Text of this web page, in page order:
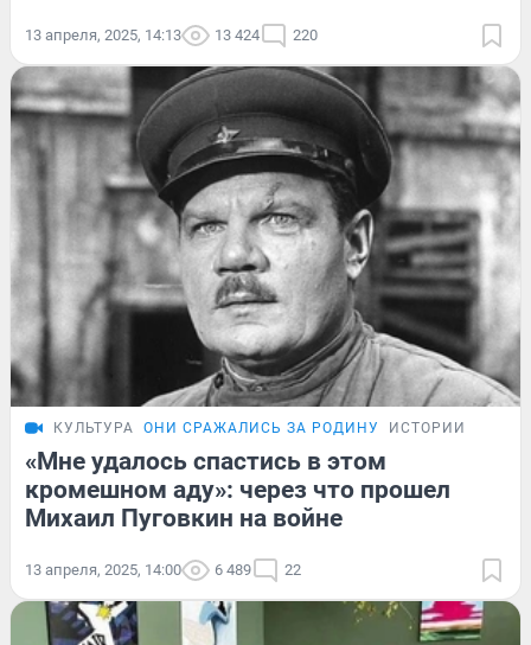
13 апреля, 2025, 14:13 13 424 220
КУЛЬТУРА ОНИ СРАЖАЛИСЬ ЗА РОДИНУ ИСТОРИИ
«Мне удалось спастись в этом
кромешном аду»: через что прошел
Михаил Пуговкин на войне
13 апреля, 2025, 14:00 6 489 22